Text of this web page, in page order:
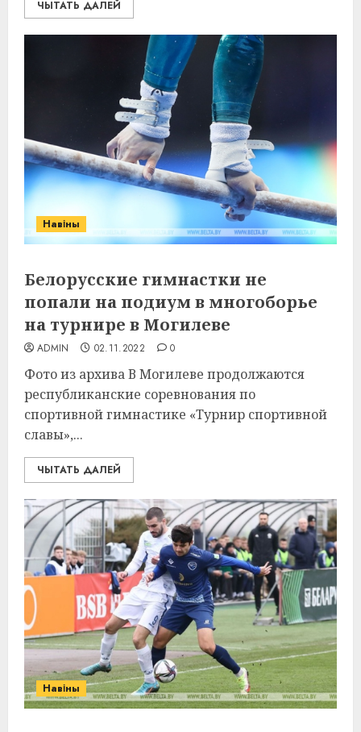
ЧЫТАТЬ ДАЛЕЙ
Навіны
Белорусские гимнастки не
попали на подиум в многоборье
на турнире в Могилеве
ADMIN 02.11.2022 0
Фото из архива В Могилеве продолжаются
республиканские соревнования по
спортивной гимнастике «Турнир спортивной
славы»,...
ЧЫТАТЬ ДАЛЕЙ
Навіны